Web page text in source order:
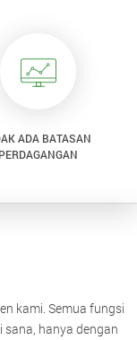
ADA BATASAN
PERDAGANGAN
kami. Semua fungsi
hanya dengan